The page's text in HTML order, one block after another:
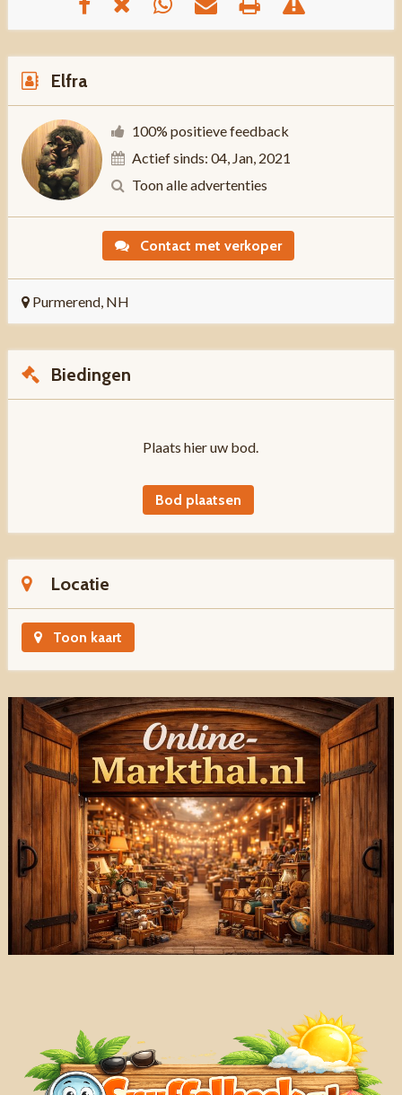
Elfra
100% positieve feedback
Actief sinds: 04, Jan, 2021
Toon alle advertenties
Contact met verkoper
Purmerend, NH
Biedingen
Plaats hier uw bod.
Bod plaatsen
Locatie
Toon kaart